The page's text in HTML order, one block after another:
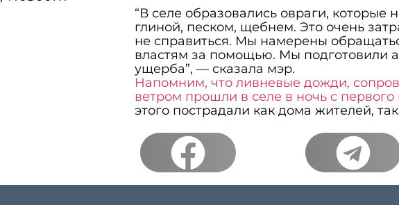
“В селе образовались овраги, которые
глиной, песком, щебнем. Это очень
не справиться. Мы намерены
властям за помощью. Мы подготовили
ущерба”, — сказала мэр.
Напомним, что ливневые дожди,
ветром прошли в селе в ночь с
этого пострадали как дома жителей,